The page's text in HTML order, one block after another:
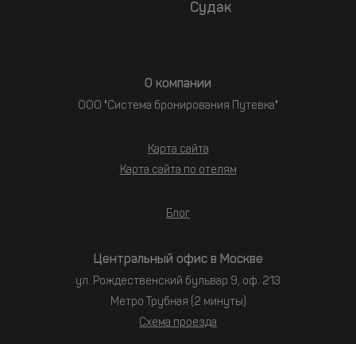
Судак
О компании
ООО "Система бронирования Путевка"
Карта сайта
Карта сайта по отелям
Блог
Центральный офис в Москве
ул. Рождественский бульвар 9, оф. 213
Метро Трубная (2 минуты)
Схема проезда